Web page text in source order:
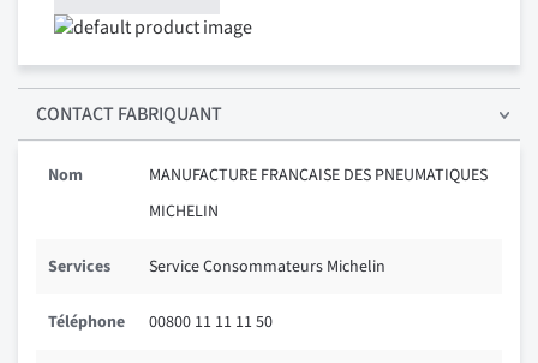
CONTACT FABRIQUANT
Nom
MANUFACTURE FRANCAISE DES PNEUMATIQUES
MICHELIN
Services Service Consommateurs Michelin
Téléphone 00800 11 11 11 50